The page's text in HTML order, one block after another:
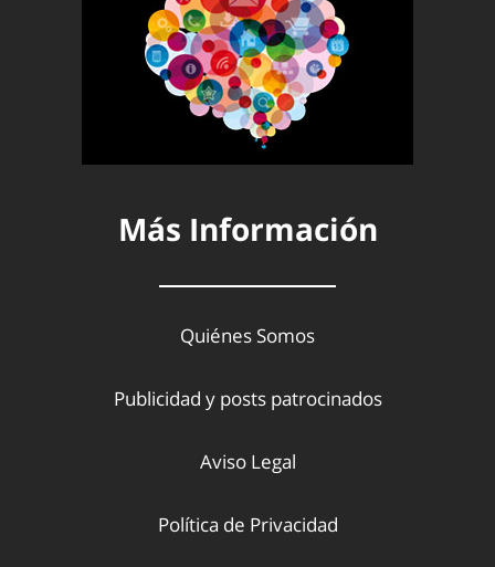
Más Información
Quiénes Somos
Publicidad y posts patrocinados
Aviso Legal
Política de Privacidad